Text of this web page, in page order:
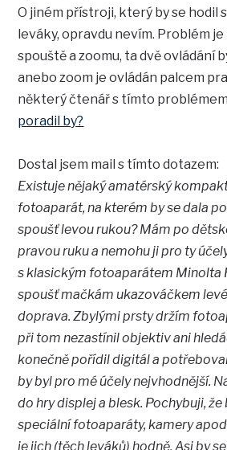
O jiném přístroji, který by se hodil
leváky, opravdu nevím. Problém
spouště a zoomu, ta dvě ovládání
anebo zoom je ovládán palcem
některý čtenář s tímto
poradil by?
Dostal jsem mail s tímto dotazem:
Existuje nějaký amatérský
fotoaparát, na kterém by se dala
spoušť levou rukou? Mám po
pravou ruku a nemohu ji pro ty
s klasickým fotoaparátem Minolta
spoušť mačkám ukazováčkem
doprava. Zbylými prsty držím
při tom nezastínil objektiv ani
konečně pořídil digitál a
by byl pro mé účely nejvhodnější.
do hry displej a blesk. Pochybuji,
speciální fotoaparáty, kamery
je jich (těch leváků) hodně. Asi by